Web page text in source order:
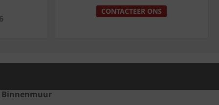
CONTACTEER ONS
Binnenmuur